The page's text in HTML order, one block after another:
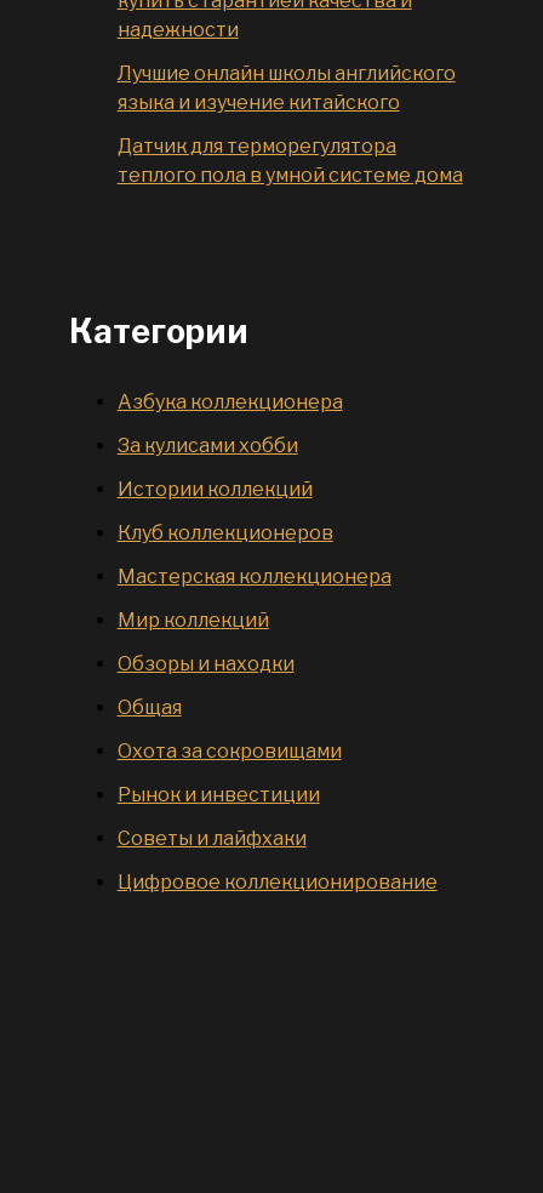
надежности
Лучшие онлайн школы английского
языка и изучение китайского
Датчик для терморегулятора
теплого пола в умной системе дома
Категории
Азбука коллекционера
За кулисами хобби
Истории коллекций
Клуб коллекционеров
Мастерская коллекционера
Мир коллекций
Обзоры и находки
Общая
Охота за сокровищами
Рынок и инвестиции
Советы и лайфхаки
Цифровое коллекционирование